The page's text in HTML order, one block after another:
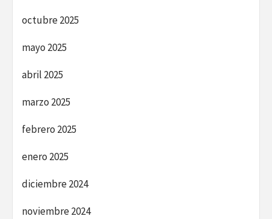
octubre 2025
mayo 2025
abril 2025
marzo 2025
febrero 2025
enero 2025
diciembre 2024
noviembre 2024